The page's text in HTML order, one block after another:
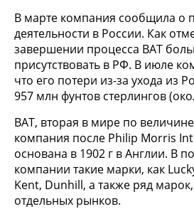
В марте компания сообщила о
деятельности в России. Как
завершении процесса BAT
присутствовать в РФ. В июле
что его потери из-за ухода из
957 млн фунтов стерлингов
BAT, вторая в мире по
компания после Philip Morris
основана в 1902 г в Англии. В
компании такие марки, как
Kent, Dunhill, а также ряд
отдельных рынков.